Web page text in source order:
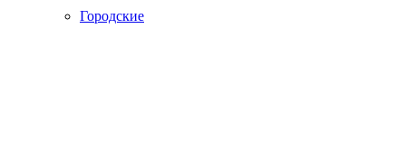
Городские